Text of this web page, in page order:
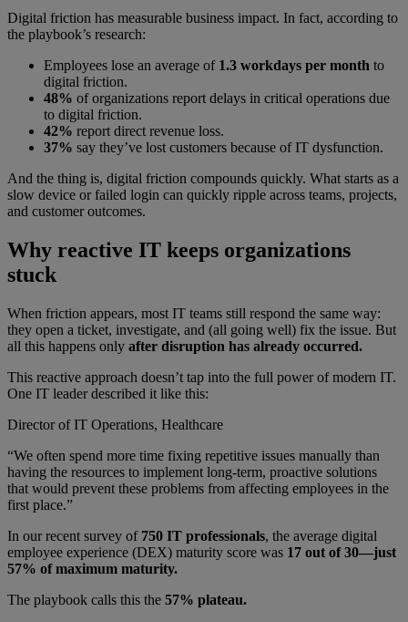
Digital friction has measurable business impact. In fact, according to
the playbook’s research:
Employees lose an average of 1.3 workdays per month to
digital friction.
48% of organizations report delays in critical operations due
to digital friction.
42% report direct revenue loss.
37% say they’ve lost customers because of IT dysfunction.
And the thing is, digital friction compounds quickly. What starts as a
slow device or failed login can quickly ripple across teams, projects,
and customer outcomes.
Why reactive IT keeps organizations
stuck
When friction appears, most IT teams still respond the same way:
they open a ticket, investigate, and (all going well) fix the issue. But
all this happens only after disruption has already occurred.
This reactive approach doesn’t tap into the full power of modern IT.
One IT leader described it like this:
Director of IT Operations, Healthcare
“We often spend more time fixing repetitive issues manually than
having the resources to implement long-term, proactive solutions
that would prevent these problems from affecting employees in the
first place.”
In our recent survey of 750 IT professionals, the average digital
employee experience (DEX) maturity score was 17 out of 30—just
57% of maximum maturity.
The playbook calls this the 57% plateau.